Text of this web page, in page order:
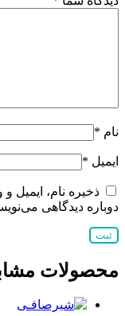
نام *
ایمیل *
ذخیره نام، ایمیل
دوباره دیدگاهی
محصولات